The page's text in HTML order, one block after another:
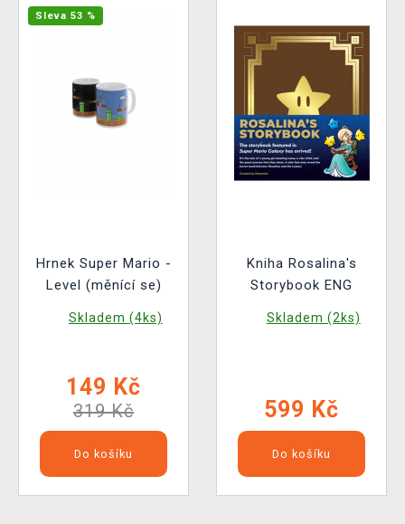
Sleva 53 %
Hrnek Super Mario -
Level (měnící se)
Skladem (4ks)
149 Kč
319 Kč
Do košíku
Kniha Rosalina's
Storybook ENG
Skladem (2ks)
599 Kč
Do košíku